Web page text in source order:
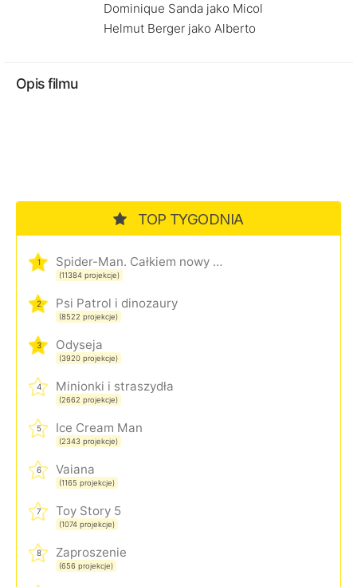
Dominique Sanda jako Micol
Helmut Berger jako Alberto
Opis filmu
TOP TYGODNIA
1 Spider-Man. Całkiem nowy dzień
(11384 projekcje)
2 Psi Patrol i dinozaury
(8522 projekcje)
3 Odyseja
(3920 projekcje)
4 Minionki i straszydła
(2662 projekcje)
5 Ice Cream Man
(2343 projekcje)
6 Vaiana
(1165 projekcje)
7 Toy Story 5
(1074 projekcje)
8 Zaproszenie
(656 projekcje)